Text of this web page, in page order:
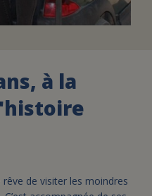
à la
rêve de visiter les moindres